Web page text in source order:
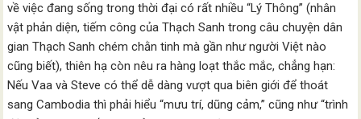
về việc đang sống trong thời đại có rất nhiều “Lý Thông” (nhân
vật phản diện, tiếm công của Thạch Sanh trong câu chuyện dân
gian Thạch Sanh chém chằn tinh mà gần như người Việt nào
cũng biết), thiên hạ còn nêu ra hàng loạt thắc mắc, chẳng hạn:
Nếu Vaa và Steve có thể dễ dàng vượt qua biên giới để thoát
sang Cambodia thì phải hiểu “mưu trí, dũng cảm,” cũng như “trình